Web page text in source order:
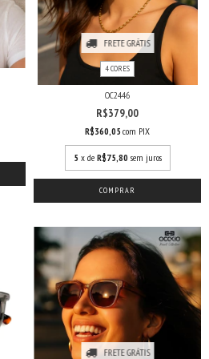
FRETE GRÁTIS
4 CORES
OC2446
R$379,00
R$360,05 com PIX
5 x de R$75,80 sem juros
COMPRAR
FRETE GRÁTIS